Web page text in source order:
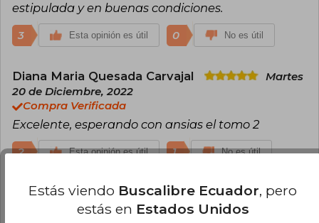
estipulada y en buenas condiciones.
3 Esta opinión es útil 0 No es útil
Diana Maria Quesada Carvajal
Martes
20 de Diciembre, 2022
Compra Verificada
Excelente, esperando con ansias el tomo 2
2 Esta opinión es útil 1 No es útil
Mónica Gutiérrez
Viernes 20 de
Octubre, 2023
Estás viendo Buscalibre Ecuador, pero
estás en Estados Unidos